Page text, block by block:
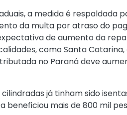
a medida é respaldada
da multa por atraso do
de aumento da
como Santa Catarina,
no Paraná deve
já tinham sido
beneficiou mais de 800 mil